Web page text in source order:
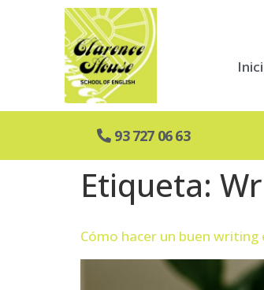
93 727 06 63
Etiqueta:
Cómo hacer un buen